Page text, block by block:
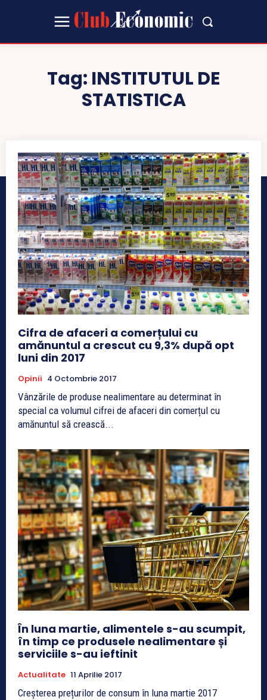
Tag: INSTITUTUL DE
STATISTICA
Cifra de afaceri a comerțului cu
amănuntul a crescut cu 9,3% după opt
luni din 2017
Opinii 4 Octombrie 2017
Vânzările de produse nealimentare au determinat în
special ca volumul cifrei de afaceri din comerțul cu
amănuntul să crească...
În luna martie, alimentele s-au scumpit,
în timp ce produsele nealimentare și
serviciile s-au ieftinit
Actualitate 11 Aprilie 2017
Creșterea prețurilor de consum în luna martie 2017